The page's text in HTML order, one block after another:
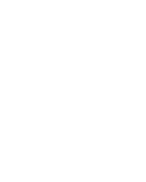
only includes